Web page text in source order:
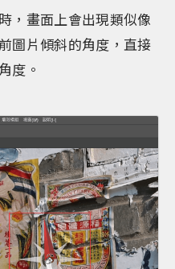
，畫面上會出現類似像
圖片傾斜的角度，直接
度。